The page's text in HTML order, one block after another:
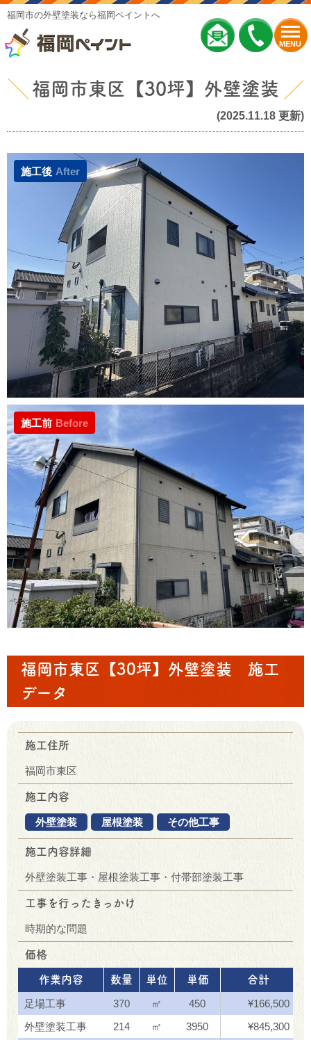
MENU
福岡市の外壁塗装なら福岡ペイントへ
福岡市東区【30坪】外壁塗装
(2025.11.18 更新)
施工後 After
施工前 Before
福岡市東区【30坪】外壁塗装 施工
データ
施工住所
福岡市東区
施工内容
外壁塗装 屋根塗装 その他工事
施工内容詳細
外壁塗装工事・屋根塗装工事・付帯部塗装工事
工事を行ったきっかけ
時期的な問題
価格
作業内容 数量 単位 単価 合計
足場工事 370 ㎡ 450
¥166,500
外壁塗装工事
214 ㎡ 3950
¥845,300